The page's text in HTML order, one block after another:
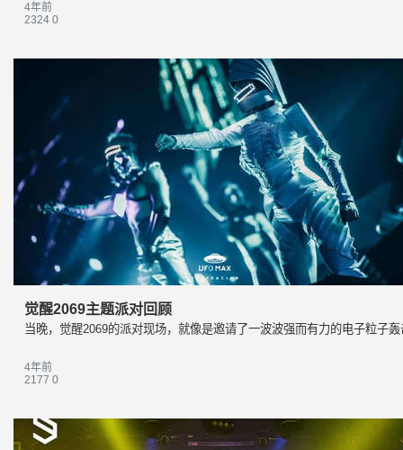
4年前
2324 0
觉醒2069主题派对回顾
当晚，觉醒2069的派对现场，就像是邀请了一波波强而有力的电子粒子
4年前
2177 0